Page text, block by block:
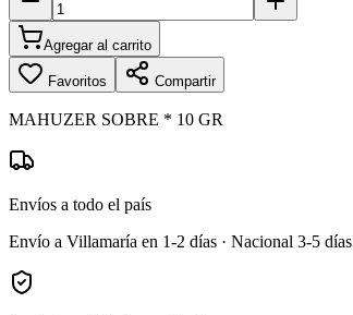
Agregar al carrito
Favoritos Compartir
MAHUZER SOBRE * 10 GR
Envíos a todo el país
Envío a Villamaría en 1-2 días · Nacional 3-5 días